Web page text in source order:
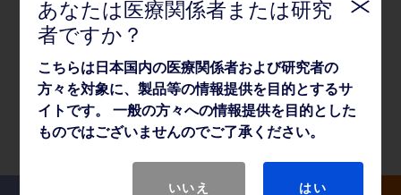
薬事・その他情報
製品基本仕様
あなたは医療関係者または研究
者ですか？
こちらは日本国内の医療関係者および研究者の
方々を対象に、製品等の情報提供を目的とするサ
イトです。 一般の方々への情報提供を目的とした
ものではございませんのでご了承ください。
いいえ はい